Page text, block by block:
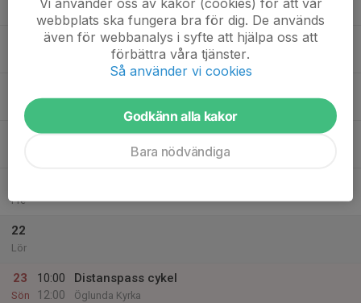
18:00
Gym - yngre gruppen
30K Gymmet
Ons
Fre
22
Lör
23
Sön
10:00
12:00
Distanspass cykel
Öglunda Kyrka
webbplats ska fungera bra för dig. De används
även för webbanalys i syfte att hjälpa oss att
förbättra våra tjänster.
Så använder vi cookies
Godkänn alla kakor
Bara nödvändiga